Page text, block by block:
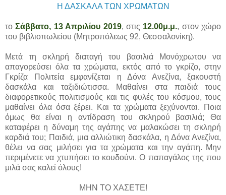
Η ΔΑΣΚΑΛΑ ΤΩΝ ΧΡΩΜΑΤΩΝ
τοΣάββατο, 13 Απριλίου 2019, στις 12.00μ.μ., στον χώρο
του βιβλιοπωλείου (Μητροπόλεως 92, Θεσσαλονίκη).
Μετά τη σκληρή διαταγή του βασιλιά Μονόχρωτου να
απαγορεύσει όλα τα χρώματα, εκτός από το γκρίζο, στην
Γκρίζα Πολιτεία εμφανίζεται η Δόνα Ανεζίνα, ξακουστή
δασκάλα και ταξιδιώτισσα. Μαθαίνει στα παιδιά τους
διαφορετικούς πολιτισμούς και τις φυλές του κόσμου, τους
μαθαίνει όλα όσα ξέρει. Και τα χρώματα ξεχύνονται. Ποια
όμως θα είναι η αντίδραση του σκληρού βασιλιά; Θα
καταφέρει η δύναμη της αγάπης να μαλακώσει τη σκληρή
καρδιά του; Παιδιά, μια αλλιώτικη δασκάλα, η Δόνα Ανεζίνα,
θέλει να σας μιλήσει για τα χρώματα και την αγάπη. Μην
περιμένετε να χτυπήσει το κουδούνι. Ο παπαγάλος της που
μιλά σας καλεί όλους!
ΜΗΝ ΤΟ ΧΑΣΕΤΕ!